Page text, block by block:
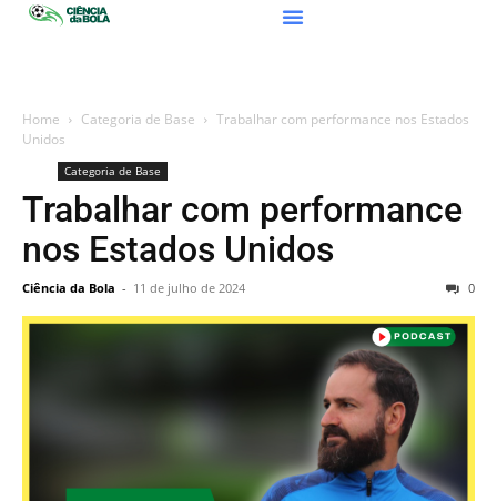
Home Categoria de Base
Trabalhar com performance nos Estados
Unidos
Categoria de Base
Trabalhar com performance
nos Estados Unidos
Ciência da Bola - 11 de julho de 2024 0